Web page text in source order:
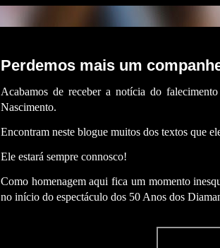
Perdemos mais um
Acabamos de receber a notícia do
Nascimento.
Encontram neste blogue muitos dos textos que
Ele estará sempre connosco!
Como homenagem aqui fica um momento
no início do espectáculo dos 50 Anos dos